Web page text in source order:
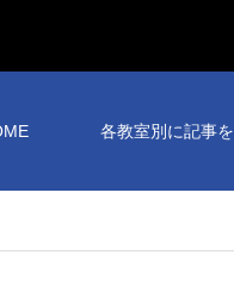
各教室別に記事